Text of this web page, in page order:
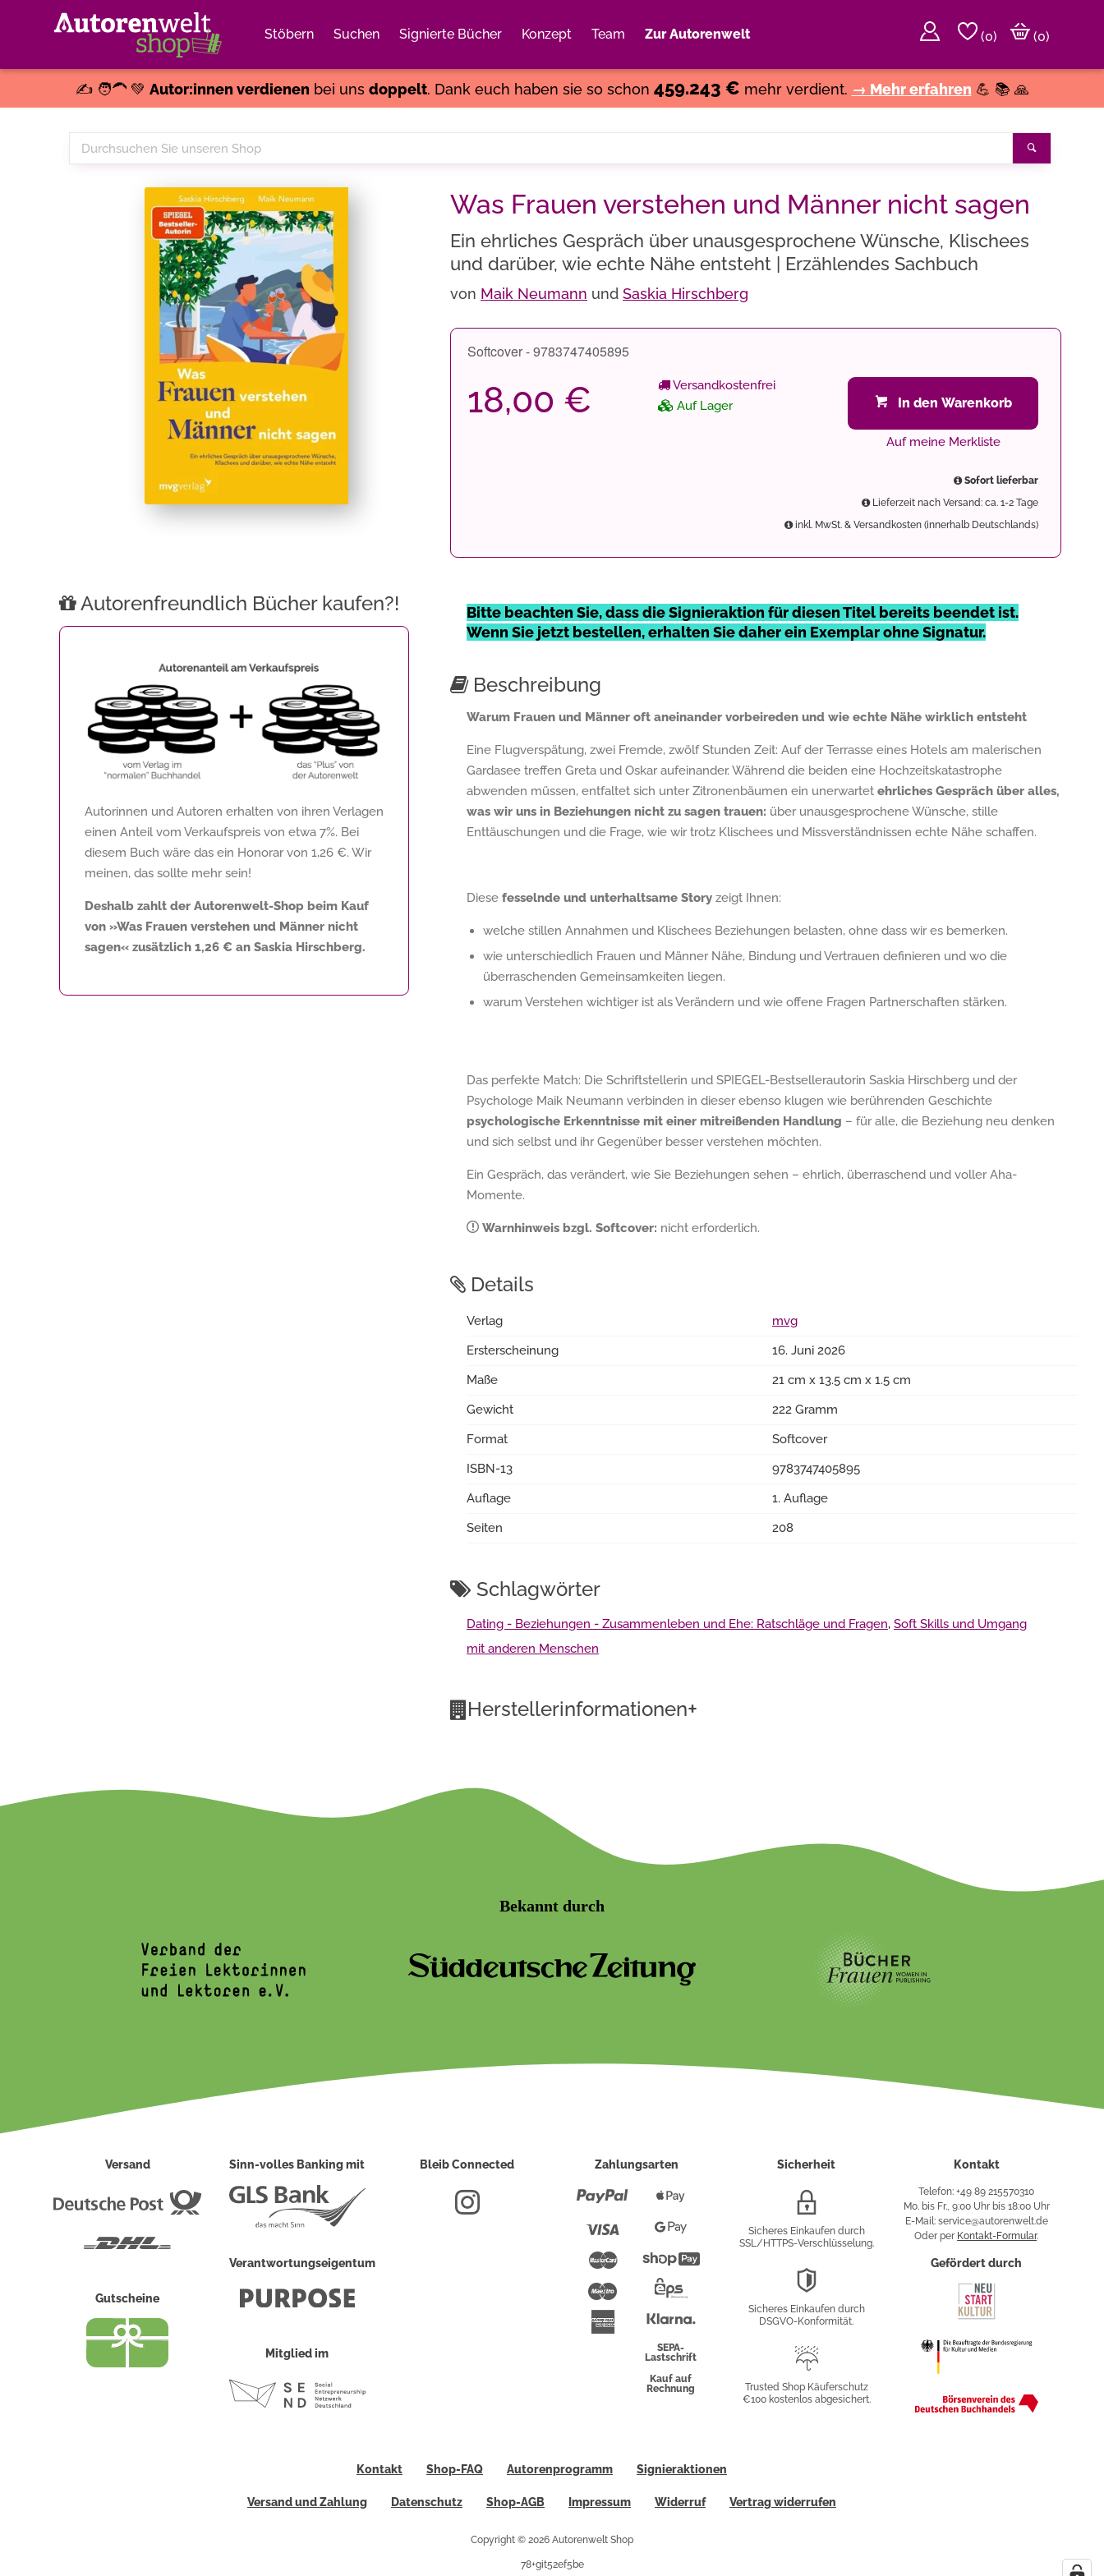
Stöbern Suchen Signierte Bücher Konzept Team Zur Autorenwelt (0)
(0)
✍️ 🧑‍🦱 💚 Autor:innen verdienenbei uns doppelt. Dank euch haben sie so schon 459.243 € mehr verdient. → Mehr erfahren 💪 📚 🙏
Durchsuchen
Sie
Was Frauen verstehen und Männer nicht sagen
Ein ehrliches Gespräch über unausgesprochene Wünsche, Klischees
und darüber, wie echte Nähe entsteht | Erzählendes Sachbuch
von Maik Neumann und Saskia Hirschberg
Softcover - 9783747405895
18,00 €
Versandkostenfrei
Auf Lager
In den Warenkorb
Auf meine Merkliste
Sofort lieferbar
Lieferzeit nach Versand: ca. 1-2 Tage
inkl. MwSt. & Versandkosten (innerhalb Deutschlands)
Autorenfreundlich Bücher kaufen?!
Autorinnen und Autoren erhalten von ihren Verlagen
einen Anteil vom Verkaufspreis von etwa 7%. Bei
diesem Buch wäre das ein Honorar von 1,26 €. Wir
meinen, das sollte mehr sein!
Deshalb zahlt der Autorenwelt-Shop beim Kauf
von »Was Frauen verstehen und Männer nicht
sagen« zusätzlich 1,26 € an Saskia Hirschberg.
Bitte beachten Sie, dass die Signieraktion für diesen Titel bereits beendet ist.
Wenn Sie jetzt bestellen, erhalten Sie daher ein Exemplar ohne Signatur.
Beschreibung
Warum Frauen und Männer oft aneinander vorbeireden und wie echte Nähe wirklich entsteht
Eine Flugverspätung, zwei Fremde, zwölf Stunden Zeit: Auf der Terrasse eines Hotels am malerischen
Gardasee treffen Greta und Oskar aufeinander. Während die beiden eine Hochzeitskatastrophe
abwenden müssen, entfaltet sich unter Zitronenbäumen ein unerwartet ehrliches Gespräch über alles,
was wir uns in Beziehungen nicht zu sagen trauen: über unausgesprochene Wünsche, stille
Enttäuschungen und die Frage, wie wir trotz Klischees und Missverständnissen echte Nähe schaffen.
Diese fesselnde und unterhaltsame Story zeigt Ihnen:
welche stillen Annahmen und Klischees Beziehungen belasten, ohne dass wir es bemerken.
wie unterschiedlich Frauen und Männer Nähe, Bindung und Vertrauen definieren und wo die
überraschenden Gemeinsamkeiten liegen.
warum Verstehen wichtiger ist als Verändern und wie offene Fragen Partnerschaften stärken.
Das perfekte Match: Die Schriftstellerin und SPIEGEL-Bestsellerautorin Saskia Hirschberg und der
Psychologe Maik Neumann verbinden in dieser ebenso klugen wie berührenden Geschichte
psychologische Erkenntnisse mit einer mitreißenden Handlung – für alle, die Beziehung neu denken
und sich selbst und ihr Gegenüber besser verstehen möchten.
Ein Gespräch, das verändert, wie Sie Beziehungen sehen – ehrlich, überraschend und voller Aha-
Momente.
Warnhinweis bzgl. Softcover: nicht erforderlich.
Details
Verlag
mvg
Ersterscheinung
16. Juni 2026
Maße
21 cm x 13.5 cm x 1.5 cm
Gewicht
222 Gramm
Format
Softcover
ISBN-13
9783747405895
Auflage
1. Auflage
Seiten
208
Schlagwörter
Dating - Beziehungen - Zusammenleben und Ehe: Ratschläge und Fragen, Soft Skills und Umgang
mit anderen Menschen
Herstellerinformationen+
Bekannt durch
Versand
Deutsche
Gutscheine
Sinn-volles Banking mit
Verantwortungseigentum
Mitglied im
Bleib Connected Zahlungsarten
Paypal
Mastercard
Maestro
American
Express
Pay
PayShopify
Überweisung
SEPA-
Lastschrift
Kauf auf
Rechnung
Sicherheit
Verschlüsselung
Sicheres Einkaufen durch
SSL/HTTPS-Verschlüsselung.
Sicheres Einkaufen durch
DSGVO-Konformität.
Käuferschutz
Trusted Shop Käuferschutz
€100 kostenlos abgesichert.
Kontakt
Telefon: +49 89 215570310
Mo. bis Fr., 9:00 Uhr bis 18:00 Uhr
E-Mail: service@autorenwelt.de
Oder per Kontakt-Formular.
Gefördert durch
Kontakt Shop-FAQ Autorenprogramm Signieraktionen
Versand und Zahlung Datenschutz Shop-AGB Impressum Widerruf Vertrag widerrufen
Copyright © 2026 Autorenwelt Shop
78+git52ef5be